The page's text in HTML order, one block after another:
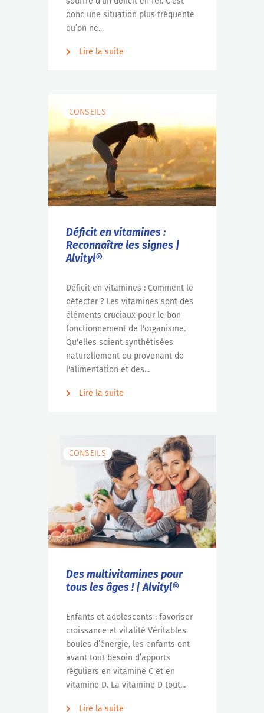
donc une situation plus fréquente
qu’on ne...
Lire la suite
CONSEILS
Déficit en vitamines :
Reconnaître les signes |
Alvityl®
Déficit en vitamines : Comment le
détecter ? Les vitamines sont des
éléments cruciaux pour le bon
fonctionnement de l'organisme.
Qu'elles soient synthétisées
naturellement ou provenant de
l'alimentation et des...
Lire la suite
CONSEILS
Des multivitamines pour
tous les âges ! | Alvityl®
Enfants et adolescents : favoriser
croissance et vitalité Véritables
boules d’énergie, les enfants ont
avant tout besoin d’apports
réguliers en vitamine C et en
vitamine D. La vitamine D tout...
Lire la suite